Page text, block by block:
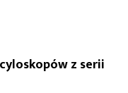
z serii